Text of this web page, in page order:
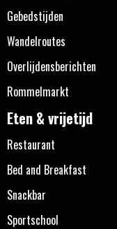
Gebedstijden
Wandelroutes
Overlijdensberichten
Rommelmarkt
Eten & vrijetijd
Restaurant
Bed and Breakfast
Snackbar
Sportschool